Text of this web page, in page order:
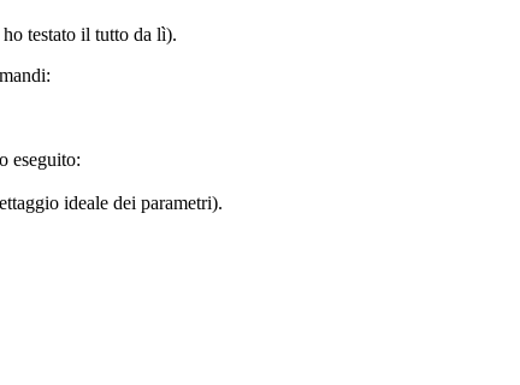
testato il tutto da lì).
eseguito:
ideale dei parametri).